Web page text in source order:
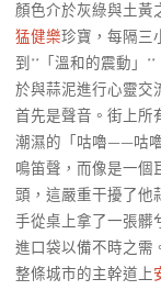
顏色介於灰綠與土黃
猛健樂珍寶，每隔三
到**「溫和的震動」
於與蒜泥進行心靈交
首先是聲音。街上所
潮濕的「咕嚕——咕
鳴笛聲，而像是一個
頭，這嚴重干擾了他
手從桌上拿了一張髒
進口袋以備不時之需
整條城市的主幹道上